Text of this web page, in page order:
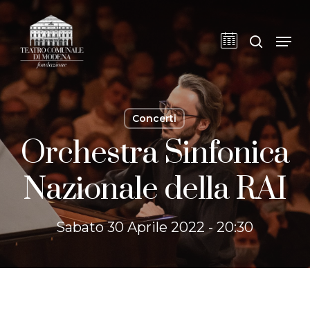
main
content
Concerti
Orchestra Sinfonica
Nazionale della RAI
Sabato 30 Aprile 2022 - 20:30